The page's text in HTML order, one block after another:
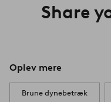
Share
Oplev mere
Brune dynebetræk